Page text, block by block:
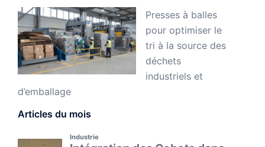
Presses à balles
pour optimiser le
tri à la source des
déchets
industriels et
d’emballage
Articles du mois